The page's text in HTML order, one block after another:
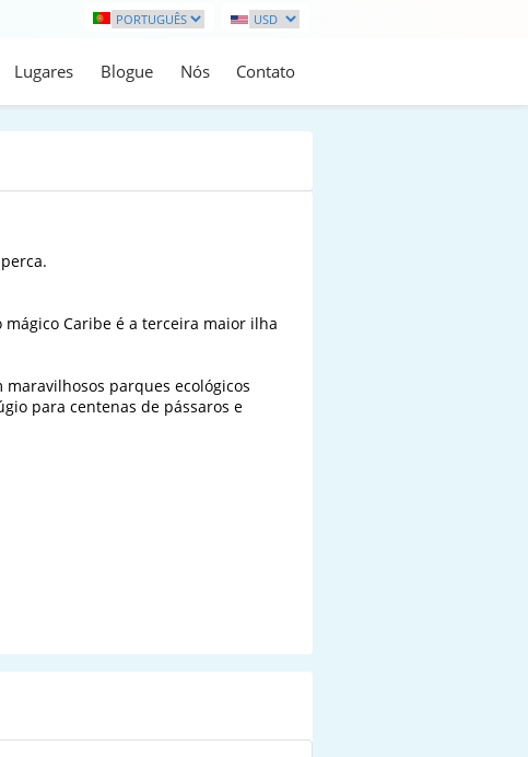
Lugares Blogue Nós Contato
Caribe é a terceira maior ilha
parques ecológicos
para centenas de pássaros e